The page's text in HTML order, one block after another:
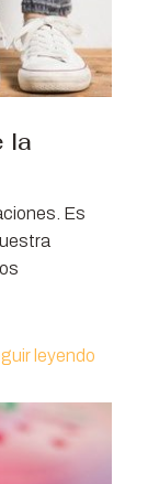
la
Es
leyendo